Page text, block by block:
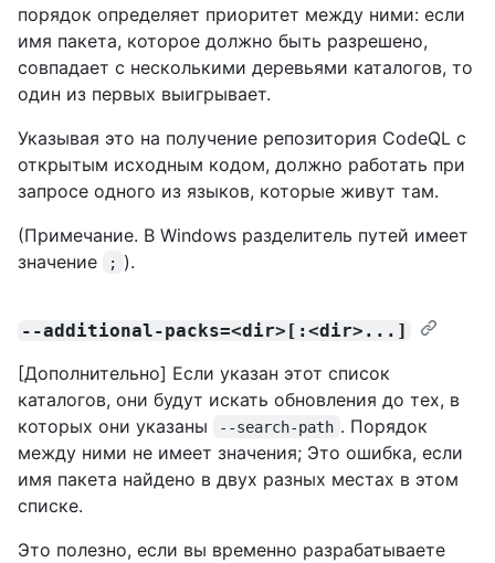
порядок определяет приоритет между ними: если
имя пакета, которое должно быть разрешено,
совпадает с несколькими деревьями каталогов, то
один из первых выигрывает.
Указывая это на получение репозитория CodeQL с
открытым исходным кодом, должно работать при
запросе одного из языков, которые живут там.
(Примечание. В Windows разделитель путей имеет
значение
; ).
--additional-packs=<dir>[:<dir>...]
[Дополнительно] Если указан этот список
каталогов, они будут искать обновления до тех, в
которых они указаны
--search-path . Порядок
между ними не имеет значения; Это ошибка, если
имя пакета найдено в двух разных местах в этом
списке.
Это полезно, если вы временно разрабатываете